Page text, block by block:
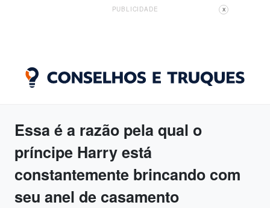
PUBLICIDADE X
Essa é a razão pela qual o
príncipe Harry está
constantemente brincando com
seu anel de casamento